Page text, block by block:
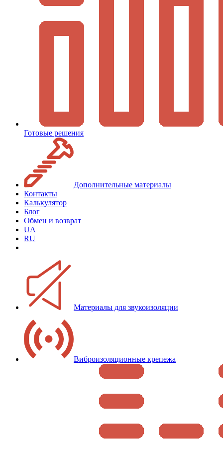
Готовые решения
Дополнительные материалы
Контакты
Калькулятор
Блог
Обмен и возврат
UA
RU
Материалы для звукоизоляции
Виброизоляционные крепежа